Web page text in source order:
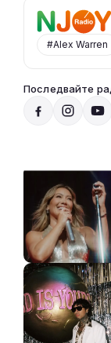
#Alex Warren
Последвайте
СЛУШАЙ
07:00 - 10:00